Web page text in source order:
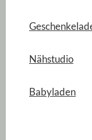
Nähstudio
Babyladen